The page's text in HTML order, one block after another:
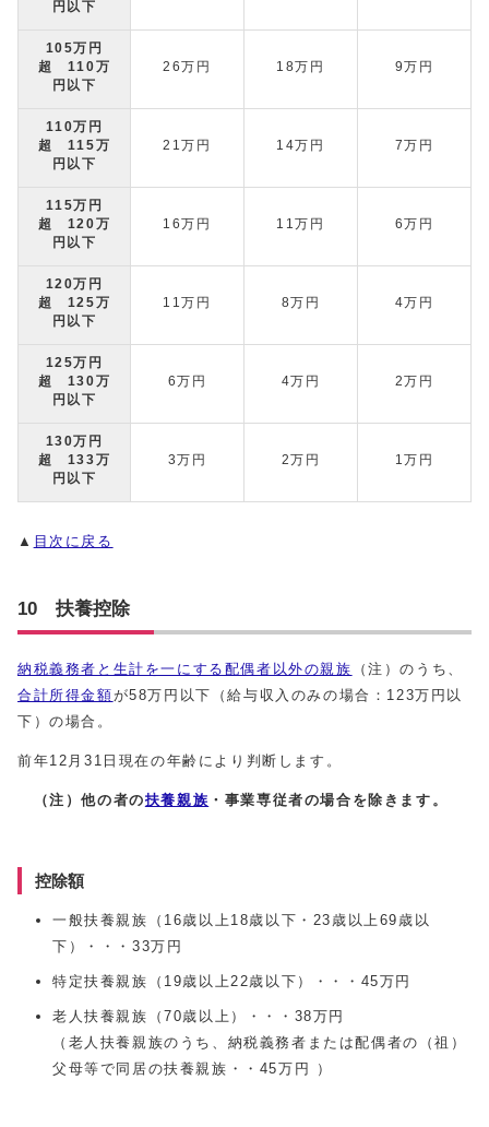
円以下
105万円
超 110万
円以下
26万円 18万円 9万円
110万円
超 115万
円以下
21万円 14万円 7万円
115万円
超 120万
円以下
16万円 11万円 6万円
120万円
超 125万
円以下
11万円 8万円 4万円
125万円
超 130万
円以下
6万円 4万円 2万円
130万円
超 133万
円以下
3万円 2万円 1万円
▲ 目次に戻る
10 扶養控除
納税義務者と生計を一にする配偶者以外の親族
（注）のうち、
合計所得金額が58万円以下（給与収入のみの場合：123万円以
下）の場合。
前年12月31日現在の年齢により判断します。
（注）他の者の扶養親族 ・事業専従者の場合を除きます。
控除額
一般扶養親族（16歳以上18歳以下・23歳以上69歳以
下）・・・33万円
特定扶養親族（19歳以上22歳以下）・・・45万円
老人扶養親族（70歳以上）・・・38万円
（老人扶養親族のうち、納税義務者または配偶者の（祖）
父母等で同居の扶養親族・・45万円 ）